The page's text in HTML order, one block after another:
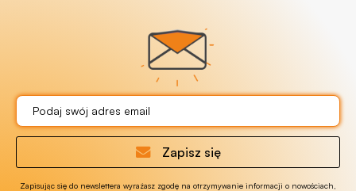
Zapisz się
Zapisując się do newslettera wyrażasz zgodę na otrzymywanie informacji o nowościach,